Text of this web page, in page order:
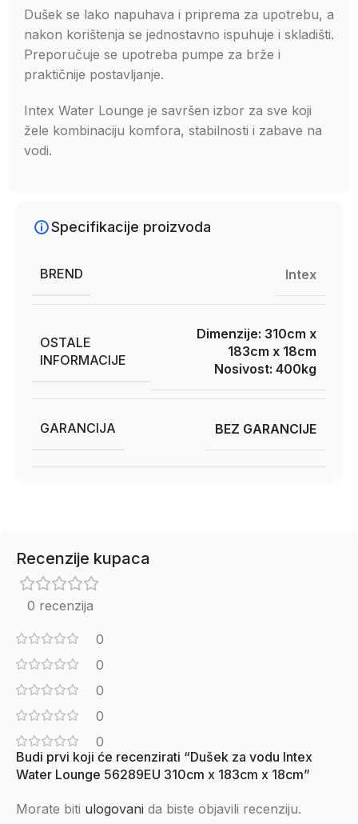
Dušek se lako napuhava i priprema za upotrebu, a
nakon korištenja se jednostavno ispuhuje i skladišti.
Preporučuje se upotreba pumpe za brže i
praktičnije postavljanje.
Intex Water Lounge je savršen izbor za sve koji
žele kombinaciju komfora, stabilnosti i zabave na
vodi.
Specifikacije proizvoda
BREND Intex
OSTALE
INFORMACIJE
Dimenzije: 310cm x
183cm x 18cm
Nosivost: 400kg
GARANCIJA BEZ GARANCIJE
Recenzije kupaca
0 recenzija
0
0
0
0
0
Budi prvi koji će recenzirati “Dušek za vodu Intex
Water Lounge 56289EU 310cm x 183cm x 18cm”
Morate biti ulogovani da biste objavili recenziju.